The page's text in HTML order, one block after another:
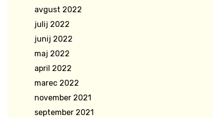
avgust 2022
julij 2022
junij 2022
maj 2022
april 2022
marec 2022
november 2021
september 2021